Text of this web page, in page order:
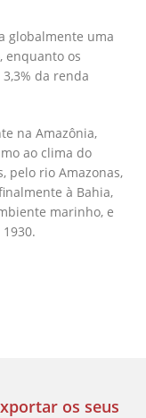
globalmente uma
enquanto os
da renda
na Amazônia,
ao clima do
pelo rio Amazonas,
à Bahia,
marinho, e
os seus